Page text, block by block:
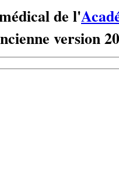
de l'
version